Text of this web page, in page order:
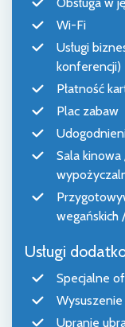
Wi-Fi
Usługi
konferencji)
Płatność
Plac zabaw
Sala
wegańskich
Usługi
Specjalne
Upranie